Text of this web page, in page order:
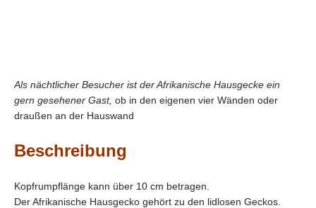
Als nächtlicher Besucher ist der Afrikanische Hausgecke ein
gern gesehener Gast, ob in den eigenen vier Wänden oder
draußen an der Hauswand
Beschreibung
Kopfrumpflänge kann über 10 cm betragen.
Der Afrikanische Hausgecko gehört zu den lidlosen Geckos.